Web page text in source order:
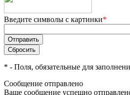
Введите символы с картинки*
* - Поля, обязательные для
Сообщение отправлено
Ваше сообщение успешно